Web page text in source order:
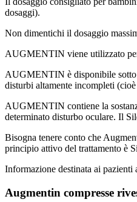
dosaggi).
Non dimentichi il dosaggio
AUGMENTIN viene utilizzato per
AUGMENTIN è disponibile sotto
disturbi altamente incompleti
AUGMENTIN contiene la
determinato disturbo oculare. Il
Bisogna tenere conto che
principio attivo del trattamento è
Informazione destinata ai pazienti
Augmentin compresse